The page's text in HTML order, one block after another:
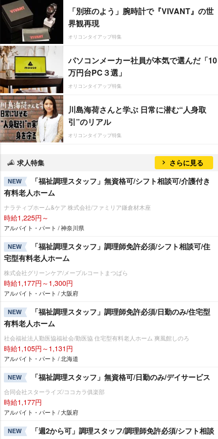
「別班のよう」腕時計で『VIVANT』の世
界観再現
オリコンタイアップ特集
パソコンメーカー社員が本気で選んだ「10
万円台PC３選」
オリコンタイアップ特集
川島海荷さんと学ぶ 日常に潜む“人身取
引”のリアル
オリコンタイアップ特集
求人特集 さらに見る
NEW
「福祉調理スタッフ」無資格可/シフト相談可/介護付き
有料老人ホーム
ナラティブホーム&ケア 株式会社/ファミリア鎌倉材木座
時給1,225円～
アルバイト・パート / 神奈川県
NEW
「福祉調理スタッフ」調理師免許必須/シフト相談可/住
宅型有料老人ホーム
株式会社グリーンケア/メープルコートまつばら
時給1,177円～1,300円
アルバイト・パート / 大阪府
NEW
「福祉調理スタッフ」調理師免許必須/日勤のみ/住宅型
有料老人ホーム
社会福祉法人勤医協福祉会/勤医協 住宅型有料老人ホーム 爽風館しのろ
時給1,105円～1,131円
アルバイト・パート / 北海道
NEW 「福祉調理スタッフ」無資格可/日勤のみ/デイサービス
合同会社スターライズ/ココカラ俱楽部
時給1,177円
アルバイト・パート / 大阪府
NEW
「週2から可」調理スタッフ/調理師免許必須/シフト相談